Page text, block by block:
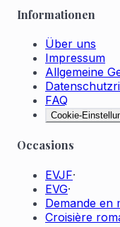
Informationen
Über uns
Impressum
Allgemeine
FAQ
Cookie-
Occasions
EVJF·
EVG·
Demande en
Croisière